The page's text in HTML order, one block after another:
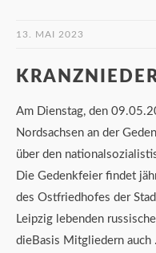
13. MAI 2023
Am Dienstag, den
Nordsachsen an der
über den
Die Gedenkfeier findet
des Ostfriedhofes der
Leipzig lebenden
dieBasis Mitgliedern auch